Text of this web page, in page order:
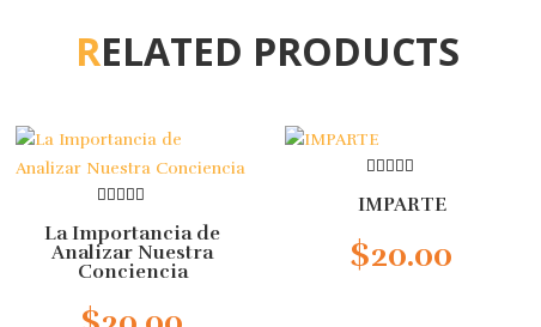
RELATED PRODUCTS
out
of
5
La Importancia de
Analizar Nuestra
Conciencia
out
IMPARTE
$20.00
Añadir al carrito